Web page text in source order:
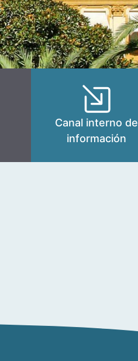
Canal interno de
información